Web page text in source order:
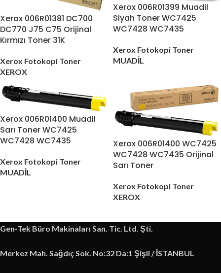
Xerox 006R01381 DC700
DC770 J75 C75 Orijinal
Kırmızı Toner 31K
Xerox Fotokopi Toner
XEROX
Xerox 006R01399 Muadil
Siyah Toner WC7425
WC7428 WC7435
Xerox Fotokopi Toner
MUADİL
Xerox 006R01400 Muadil
Sarı Toner WC7425
WC7428 WC7435
Xerox Fotokopi Toner
MUADİL
Xerox 006R01400 WC7425
WC7428 WC7435 Orijinal
Sarı Toner
Xerox Fotokopi Toner
XEROX
Gen-Tek Büro Makinaları San. Tic. Ltd. Şti.
Merkez Mah. Sağdıç Sok. No:32 Da:1 Şişli / İSTANBUL